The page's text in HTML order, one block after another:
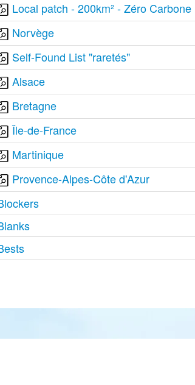
Local patch - 200km² - Zéro Carbone
Norvège
Self-Found List "raretés"
Alsace
Bretagne
Île-de-France
Martinique
Provence-Alpes-Côte d'Azur